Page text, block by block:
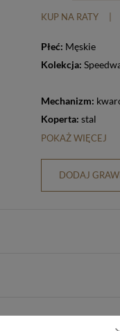
KUP NA RATY
Płeć: Męskie
Kolekcja:
Mechanizm:
Koperta: stal
POKAŻ WIĘCEJ
DODAJ